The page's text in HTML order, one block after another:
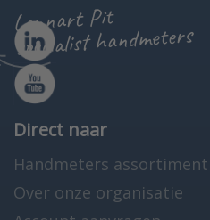
Lennart Pit
specialist handmeters
Direct naar
Handmeters assortiment
Over onze organisatie